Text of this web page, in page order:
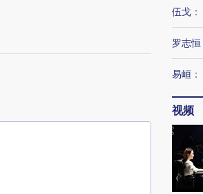
伍戈 ：
罗志恒
易峘 ：
视频